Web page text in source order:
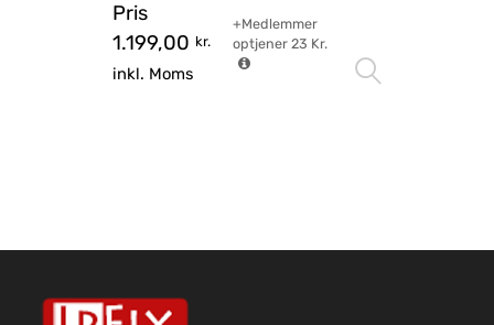
Pris
1.199,00 kr.
inkl. Moms
+Medlemmer
optjener 23 Kr.